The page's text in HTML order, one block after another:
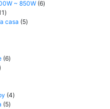
~ 850W 66
11
prodotti
casa 55
66
44
55